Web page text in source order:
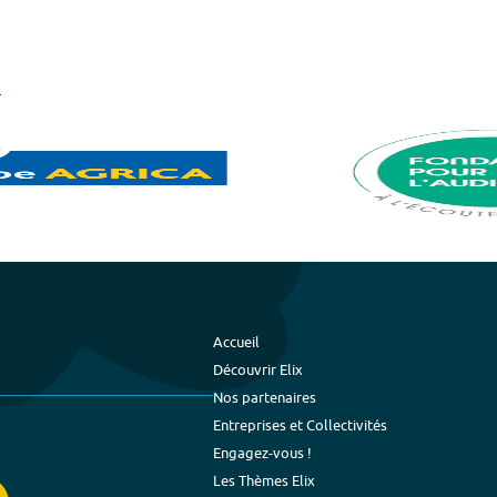
Accueil
Découvrir Elix
Nos partenaires
Entreprises et Collectivités
Engagez-vous !
Les Thèmes Elix